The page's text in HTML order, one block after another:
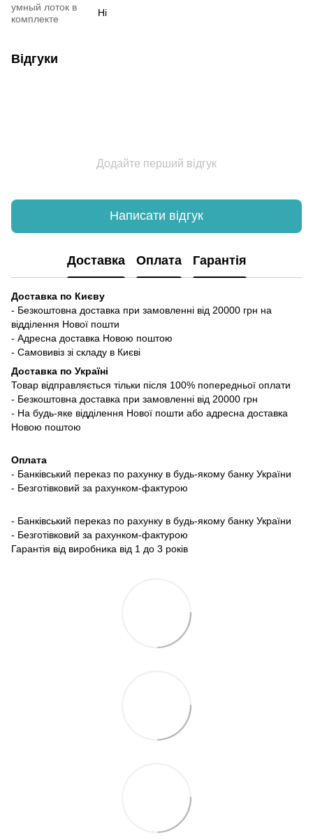
умный лоток в
комплекте
Ні
Відгуки
Додайте перший відгук
Написати відгук
Доставка Оплата Гарантія
Доставка по Києву
- Безкоштовна доставка при замовленні від 20000 грн на
відділення Нової пошти
- Адресна доставка Новою поштою
- Самовивіз зі складу в Києві
Доставка по Україні
Товар відправляється тільки після 100% попередньої оплати
- Безкоштовна доставка при замовленні від 20000 грн
- На будь-яке відділення Нової пошти або адресна доставка
Новою поштою
Оплата
- Банківський переказ по рахунку в будь-якому банку України
- Безготівковий за рахунком-фактурою
- Банківський переказ по рахунку в будь-якому банку України
- Безготівковий за рахунком-фактурою
Гарантія від виробника від 1 до 3 років